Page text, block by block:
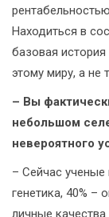
Находиться в
базовая
этому миру, а не
– Вы
небольшом
невероятного
– Сейчас ученые
генетика, 40% –
личные